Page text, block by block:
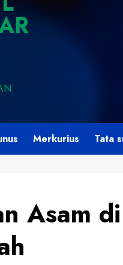
Merkurius Tata
Asam